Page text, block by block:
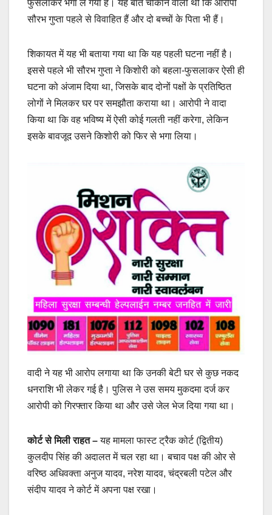
फुसलाकर भगा ले गया है। यह बात चौंकाने वाली थी कि आरोपी
सौरभ गुप्ता पहले से विवाहित हैं और दो बच्चों के पिता भी हैं।
शिकायत में यह भी बताया गया था कि यह पहली घटना नहीं है।
इससे पहले भी सौरभ गुप्ता ने किशोरी को बहला-फुसलाकर ऐसी ही
घटना को अंजाम दिया था, जिसके बाद दोनों पक्षों के प्रतिष्ठित
लोगों ने मिलकर घर पर समझौता कराया था। आरोपी ने वादा
किया था कि वह भविष्य में ऐसी कोई गलती नहीं करेगा, लेकिन
इसके बावजूद उसने किशोरी को फिर से भगा लिया।
वादी ने यह भी आरोप लगाया था कि उनकी बेटी घर से कुछ नकद
धनराशि भी लेकर गई है। पुलिस ने उस समय मुकदमा दर्ज कर
आरोपी को गिरफ्तार किया था और उसे जेल भेज दिया गया था।
कोर्ट से मिली राहत –यह मामला फास्ट ट्रैक कोर्ट (द्वितीय)
कुलदीप सिंह की अदालत में चल रहा था। बचाव पक्ष की ओर से
वरिष्ठ अधिवक्ता अनुज यादव, नरेश यादव, चंद्रबली पटेल और
संदीप यादव ने कोर्ट में अपना पक्ष रखा।